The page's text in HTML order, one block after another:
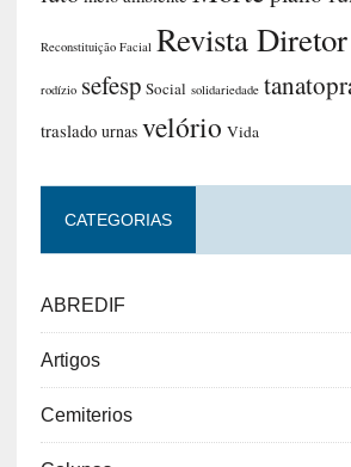
Reconstituição Facial Revista
rodízio sefesp Social solidariedade
traslado urnas velório Vida
CATEGORIAS
ABREDIF
Artigos
Cemiterios